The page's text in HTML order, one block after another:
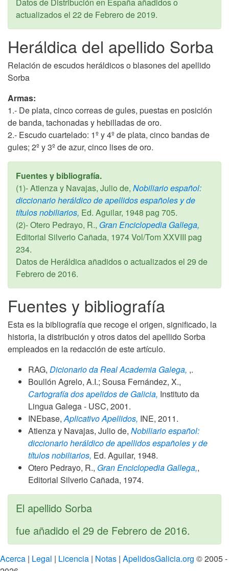
actualizados el 22 de Febrero de 2019.
Heráldica del apellido Sorba
Relación de escudos heráldicos o blasones del apellido
Sorba
Armas:
1.- De plata, cinco correas de gules, puestas en posición
de banda, tachonadas y hebilladas de oro.
2.- Escudo cuartelado: 1º y 4º de plata, cinco bandas de
gules; 2º y 3º de azur, cinco lises de oro.
Fuentes y bibliografía.
(1)- Atienza y Navajas, Julio de, Nobiliario español:
diccionario heráldico de apellidos españoles y de
títulos nobiliarios, Ed. Aguilar, 1948 pag 705.
(2)- Otero Pedrayo, R., Gran Enciclopedia Gallega,
Editorial Silverio Cañada, 1974Vol/Tom XXVIII pag
234.
Datos de Heráldica añadidos o actualizados el 29 de
Febrero de 2016.
Fuentes y bibliografía
Esta es la bibliografía que recoge el origen, significado, la
historia, la distribución y otros datos del apellido Sorba
empleados en la redacción de este artículo.
RAG, Dicionario da Real Academia Galega, ,.
Boullón Agrelo, A.I.; Sousa Fernández, X.,
Cartografía dos apelidos de Galicia, Instituto da
Lingua Galega - USC, 2001.
INEbase,Aplicativo Apellidos, INE, 2011.
Atienza y Navajas, Julio de, Nobiliario español:
diccionario heráldico de apellidos españoles y de
títulos nobiliarios, Ed. Aguilar, 1948.
Otero Pedrayo, R., Gran Enciclopedia Gallega,,
Editorial Silverio Cañada, 1974.
El apellido Sorba
fue añadido el 29 de Febrero de 2016.
Acerca | Legal | Licencia | Notas | ApelidosGalicia.org © 2005 -